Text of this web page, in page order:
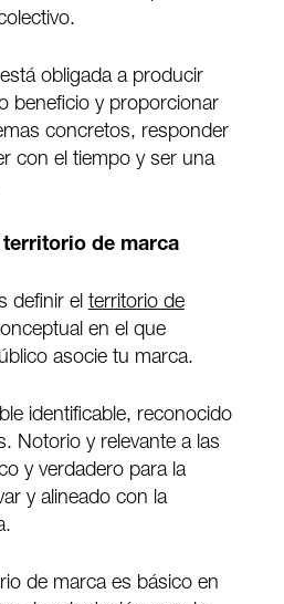
obligada a producir
beneficio y proporcionar
concretos, responder
con el tiempo y ser una
territorio de marca
definir el territorio de
en el que
asocie tu marca.
identificable, reconocido
Notorio y relevante a las
y verdadero para la
y alineado con la
de marca es básico en